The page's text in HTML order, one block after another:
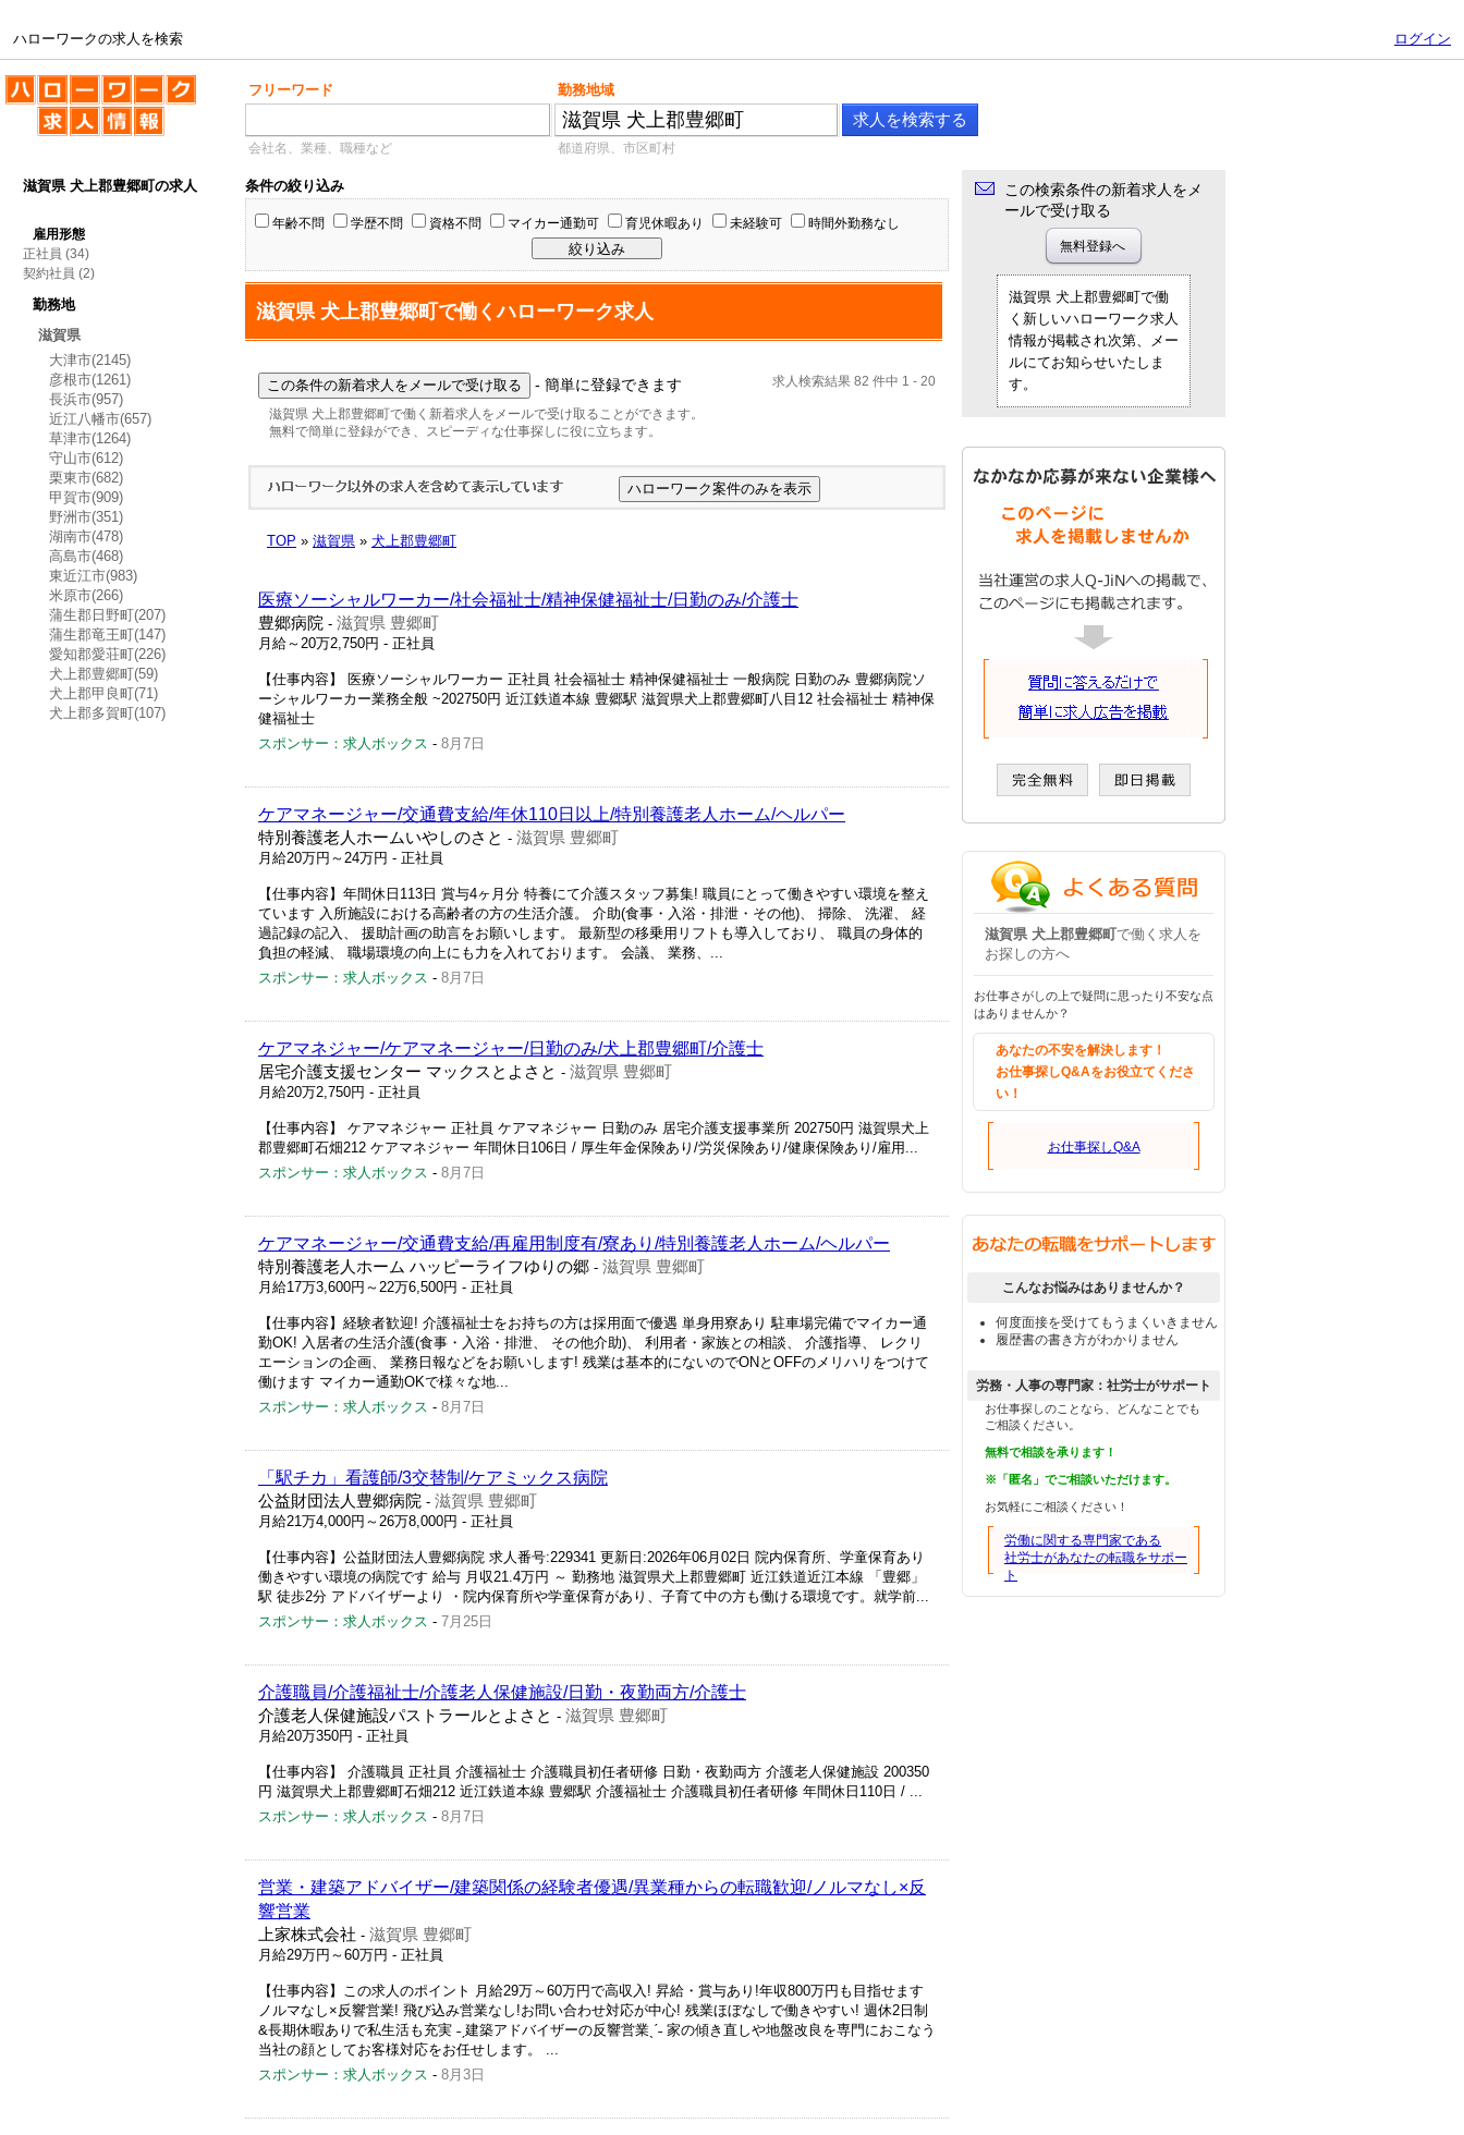
ハローワークの求人を検索 ログイン
ハローワークの求人を検索 フリーワード 勤務地域
会社名、業種、職種など 都道府県、市区町村
滋賀県 犬上郡豊郷町の求人
雇用形態
正社員 (34)
契約社員 (2)
勤務地
滋賀県
大津市(2145)
彦根市(1261)
長浜市(957)
近江八幡市(657)
草津市(1264)
守山市(612)
栗東市(682)
甲賀市(909)
野洲市(351)
湖南市(478)
高島市(468)
東近江市(983)
米原市(266)
蒲生郡日野町(207)
蒲生郡竜王町(147)
愛知郡愛荘町(226)
犬上郡豊郷町(59)
犬上郡甲良町(71)
犬上郡多賀町(107)
条件の絞り込み
年齢不問 学歴不問 資格不問 マイカー通勤可 育児休暇あり 未経験可 時間外勤務なし
滋賀県 犬上郡豊郷町で働くハローワーク求人
求人検索結果 82 件中 1 - 20
- 簡単に登録できます
滋賀県 犬上郡豊郷町で働く新着求人をメールで受け取ることができます。
無料で簡単に登録ができ、スピーディな仕事探しに役に立ちます。
TOP » 滋賀県 » 犬上郡豊郷町
医療ソーシャルワーカー/社会福祉士/精神保健福祉士/日勤のみ/介護士
豊郷病院 - 滋賀県 豊郷町
月給～20万2,750円 - 正社員
【仕事内容】 医療ソーシャルワーカー 正社員 社会福祉士 精神保健福祉士 一般病院 日勤のみ 豊郷病院ソ
ーシャルワーカー業務全般 ~202750円 近江鉄道本線 豊郷駅 滋賀県犬上郡豊郷町八目12 社会福祉士 精神保
健福祉士
スポンサー：求人ボックス - 8月7日
ケアマネージャー/交通費支給/年休110日以上/特別養護老人ホーム/ヘルパー
特別養護老人ホームいやしのさと - 滋賀県 豊郷町
月給20万円～24万円 - 正社員
【仕事内容】年間休日113日 賞与4ヶ月分 特養にて介護スタッフ募集! 職員にとって働きやすい環境を整え
ています 入所施設における高齢者の方の生活介護。 介助(食事・入浴・排泄・その他)、 掃除、 洗濯、 経
過記録の記入、 援助計画の助言をお願いします。 最新型の移乗用リフトも導入しており、 職員の身体的
負担の軽減、 職場環境の向上にも力を入れております。 会議、 業務、...
スポンサー：求人ボックス - 8月7日
ケアマネジャー/ケアマネージャー/日勤のみ/犬上郡豊郷町/介護士
居宅介護支援センター マックスとよさと - 滋賀県 豊郷町
月給20万2,750円 - 正社員
【仕事内容】 ケアマネジャー 正社員 ケアマネジャー 日勤のみ 居宅介護支援事業所 202750円 滋賀県犬上
郡豊郷町石畑212 ケアマネジャー 年間休日106日 / 厚生年金保険あり/労災保険あり/健康保険あり/雇用...
スポンサー：求人ボックス - 8月7日
ケアマネージャー/交通費支給/再雇用制度有/寮あり/特別養護老人ホーム/ヘルパー
特別養護老人ホーム ハッピーライフゆりの郷 - 滋賀県 豊郷町
月給17万3,600円～22万6,500円 - 正社員
【仕事内容】経験者歓迎! 介護福祉士をお持ちの方は採用面で優遇 単身用寮あり 駐車場完備でマイカー通
勤OK! 入居者の生活介護(食事・入浴・排泄、 その他介助)、 利用者・家族との相談、 介護指導、 レクリ
エーションの企画、 業務日報などをお願いします! 残業は基本的にないのでONとOFFのメリハリをつけて
働けます マイカー通勤OKで様々な地...
スポンサー：求人ボックス - 8月7日
「駅チカ」看護師/3交替制/ケアミックス病院
公益財団法人豊郷病院 - 滋賀県 豊郷町
月給21万4,000円～26万8,000円 - 正社員
【仕事内容】公益財団法人豊郷病院 求人番号:229341 更新日:2026年06月02日 院内保育所、学童保育あり
働きやすい環境の病院です 給与 月収21.4万円 ～ 勤務地 滋賀県犬上郡豊郷町 近江鉄道近江本線 「豊郷」
駅 徒歩2分 アドバイザーより ・院内保育所や学童保育があり、子育て中の方も働ける環境です。就学前...
スポンサー：求人ボックス - 7月25日
介護職員/介護福祉士/介護老人保健施設/日勤・夜勤両方/介護士
介護老人保健施設パストラールとよさと - 滋賀県 豊郷町
月給20万350円 - 正社員
【仕事内容】 介護職員 正社員 介護福祉士 介護職員初任者研修 日勤・夜勤両方 介護老人保健施設 200350
円 滋賀県犬上郡豊郷町石畑212 近江鉄道本線 豊郷駅 介護福祉士 介護職員初任者研修 年間休日110日 / ...
スポンサー：求人ボックス - 8月7日
営業・建築アドバイザー/建築関係の経験者優遇/異業種からの転職歓迎/ノルマなし×反
響営業
上家株式会社 - 滋賀県 豊郷町
月給29万円～60万円 - 正社員
【仕事内容】この求人のポイント 月給29万～60万円で高収入! 昇給・賞与あり!年収800万円も目指せます
ノルマなし×反響営業! 飛び込み営業なし!お問い合わせ対応が中心! 残業ほぼなしで働きやすい! 週休2日制
&長期休暇ありで私生活も充実 ˗ˏ建築アドバイザーの反響営業ˎˊ˗ 家の傾き直しや地盤改良を専門におこなう
当社の顔としてお客様対応をお任せします。 ...
スポンサー：求人ボックス - 8月3日
この検索条件の新着求人をメ
ールで受け取る
滋賀県 犬上郡豊郷町で働
く新しいハローワーク求人
情報が掲載され次第、メー
ルにてお知らせいたしま
す。
滋賀県 犬上郡豊郷町で働く求人を
お探しの方へ
お仕事さがしの上で疑問に思ったり不安な点
はありませんか？
あなたの不安を解決します！
お仕事探しQ&Aをお役立てくださ
い！
お仕事探しQ&A
こんなお悩みはありませんか？
何度面接を受けてもうまくいきません
履歴書の書き方がわかりません
労務・人事の専門家：社労士がサポート
お仕事探しのことなら、どんなことでも
ご相談ください。
無料で相談を承ります！
※「匿名」でご相談いただけます。
お気軽にご相談ください！
労働に関する専門家である
社労士があなたの転職をサポー
ト